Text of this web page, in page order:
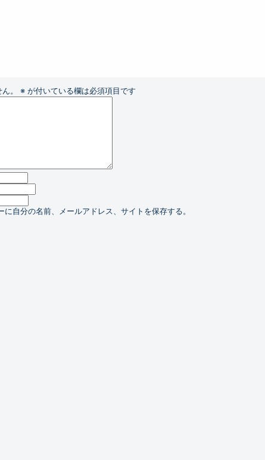
。
※ が付いている欄は必須項目です
自分の名前、メールアドレス、サイトを保存する。